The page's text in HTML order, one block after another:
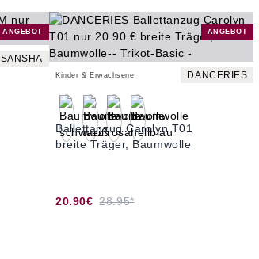
ANGEBOT
SANSHA
ANGEBOT
Kinder & Erwachsene DANCERIES
Ballettanzug Carolyn T01
breite Träger, Baumwolle
20.90€ 28.95*